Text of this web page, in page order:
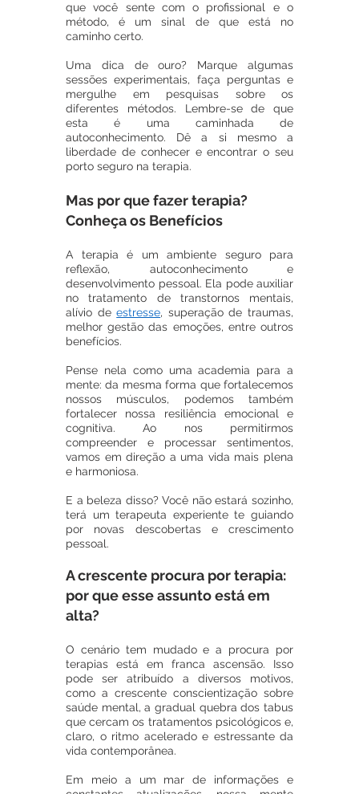
que você sente com o profissional e o
método, é um sinal de que está no
caminho certo.
Uma dica de ouro? Marque algumas
sessões experimentais, faça perguntas e
mergulhe em pesquisas sobre os
diferentes métodos. Lembre-se de que
esta é uma caminhada de
autoconhecimento. Dê a si mesmo a
liberdade de conhecer e encontrar o seu
porto seguro na terapia.
Mas por que fazer terapia?
Conheça os Benefícios
A terapia é um ambiente seguro para
reflexão, autoconhecimento e
desenvolvimento pessoal. Ela pode auxiliar
no tratamento de transtornos mentais,
alívio de estresse, superação de traumas,
melhor gestão das emoções, entre outros
benefícios.
Pense nela como uma academia para a
mente: da mesma forma que fortalecemos
nossos músculos, podemos também
fortalecer nossa resiliência emocional e
cognitiva. Ao nos permitirmos
compreender e processar sentimentos,
vamos em direção a uma vida mais plena
e harmoniosa.
E a beleza disso? Você não estará sozinho,
terá um terapeuta experiente te guiando
por novas descobertas e crescimento
pessoal.
A crescente procura por terapia:
por que esse assunto está em
alta?
O cenário tem mudado e a procura por
terapias está em franca ascensão. Isso
pode ser atribuído a diversos motivos,
como a crescente conscientização sobre
saúde mental, a gradual quebra dos tabus
que cercam os tratamentos psicológicos e,
claro, o ritmo acelerado e estressante da
vida contemporânea.
Em meio a um mar de informações e